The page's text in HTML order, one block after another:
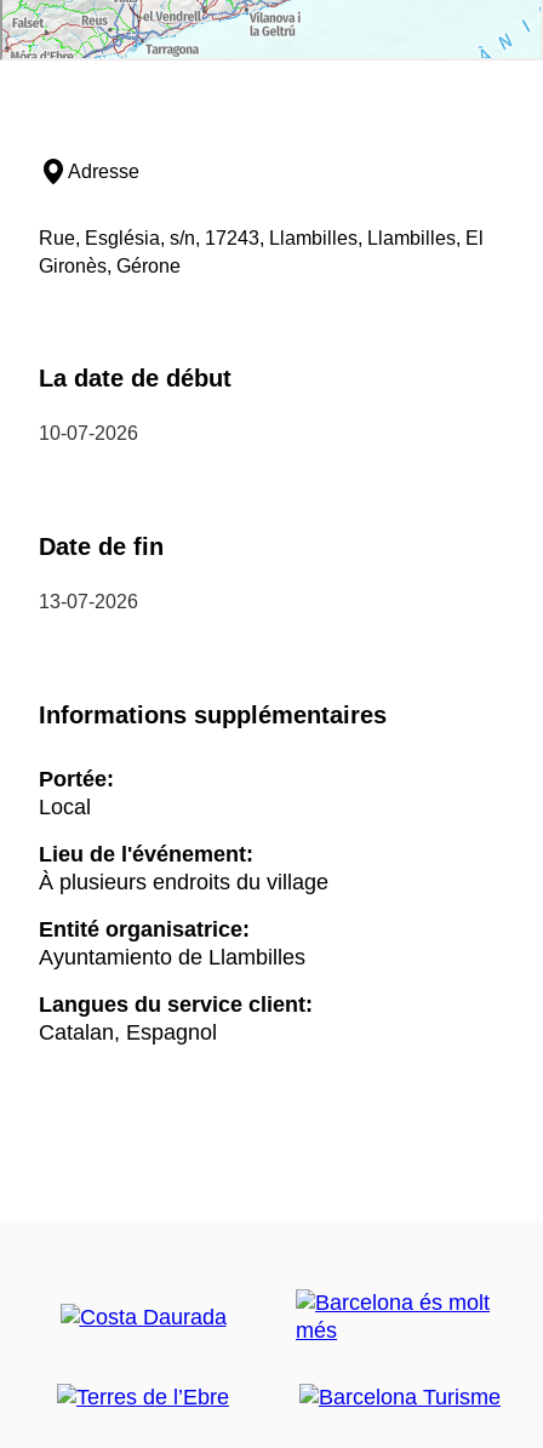
Adresse
Rue, Església, s/n, 17243, Llambilles, Llambilles, El
Gironès, Gérone
La date de début
10-07-2026
Date de fin
13-07-2026
Informations supplémentaires
Portée:
Local
Lieu de l'événement:
À plusieurs endroits du village
Entité organisatrice:
Ayuntamiento de Llambilles
Langues du service client:
Catalan, Espagnol